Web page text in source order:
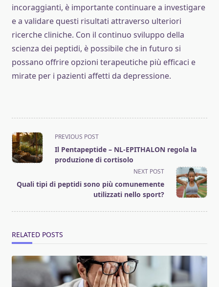
incoraggianti, è importante continuare a investigare
e a validare questi risultati attraverso ulteriori
ricerche cliniche. Con il continuo sviluppo della
scienza dei peptidi, è possibile che in futuro si
possano offrire opzioni terapeutiche più efficaci e
mirate per i pazienti affetti da depressione.
<span
class="nav-
subtitle
reader-
PREVIOUS POST
Il Pentapeptide – NL-EPITHALON regola la
produzione di cortisolo
NEXT POST
Quali tipi di peptidi sono più comunemente
utilizzati nello sport?
RELATED POSTS